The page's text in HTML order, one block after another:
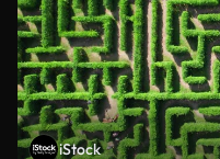
iStock